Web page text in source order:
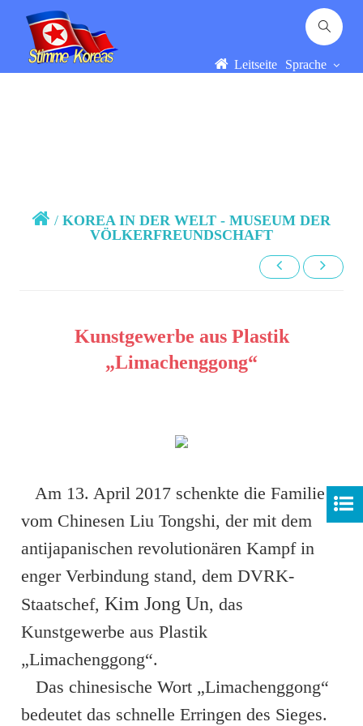
Leitseite Sprache
/ KOREA IN DER WELT - MUSEUM DER
VÖLKERFREUNDSCHAFT
Kunstgewerbe aus Plastik
„Limachenggong“
Am 13. April 2017 schenkte die Familie
vom Chinesen Liu Tongshi, der mit dem
antijapanischen revolutionären Kampf in
enger Verbindung stand, dem DVRK-
Staatschef,Kim Jong Un, das
Kunstgewerbe aus Plastik
„Limachenggong“.
Das chinesische Wort „Limachenggong“
bedeutet das schnelle Erringen des Sieges.